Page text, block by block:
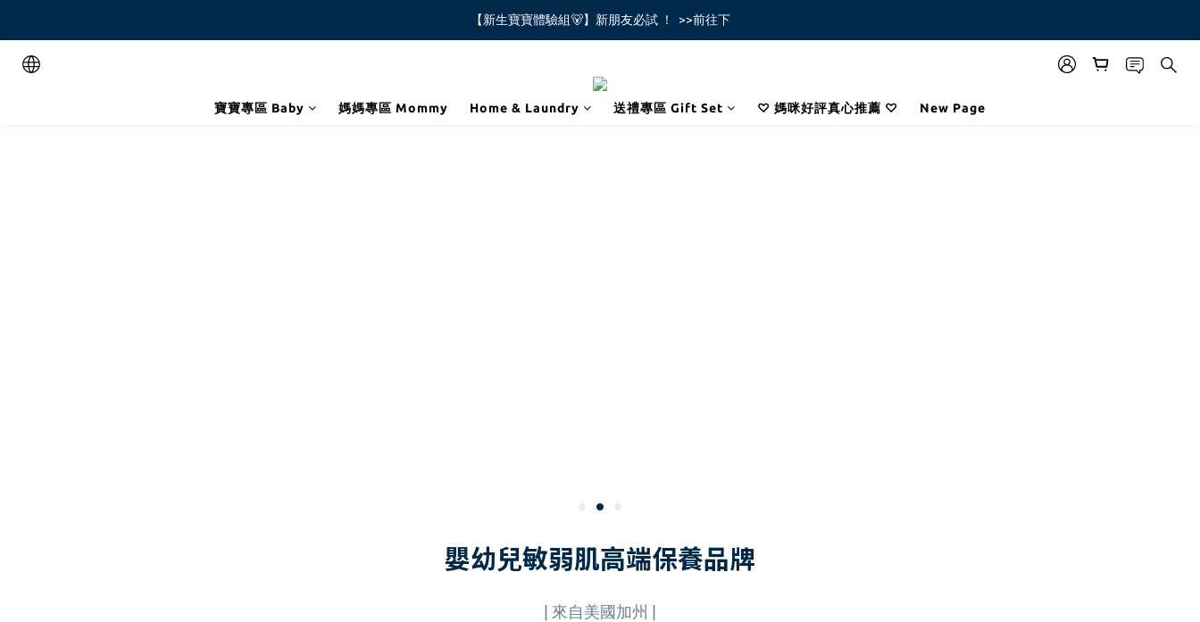
全館不限金額免運費🚚
【新生寶寶體驗組🐻】新朋友必試 ！  >>前往下
寶寶專區 Baby 媽媽專區 Mommy Home & Laundry 送禮專區 Gift Set ♡ 媽咪好評真心推薦 ♡ New Page
嬰幼兒敏弱肌高端保養品牌
| 來自美國加州 |